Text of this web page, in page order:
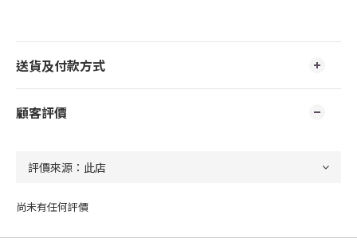
送貨及付款方式
顧客評價
尚未有任何評價